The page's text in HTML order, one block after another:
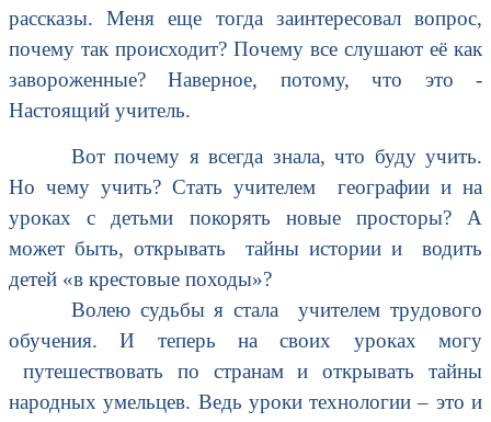
рассказы. Меня еще тогда заинтересовал вопрос,
почему так происходит? Почему все слушают её как
завороженные? Наверное, потому, что это -
Настоящий учитель.
Вот почему я всегда знала, что буду учить.
Но чему учить? Стать учителем географии и на
уроках с детьми покорять новые просторы? А
может быть, открывать тайны истории и водить
детей «в крестовые походы»?
Волею судьбы я стала учителем трудового
обучения. И теперь на своих уроках могу
путешествовать по странам и открывать тайны
народных умельцев. Ведь уроки технологии – это и